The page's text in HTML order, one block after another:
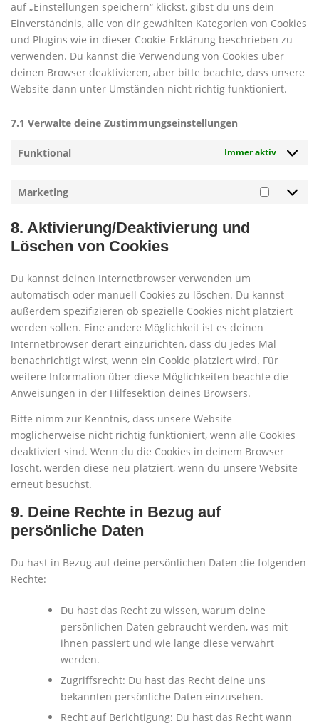
auf „Einstellungen speichern“ klickst, gibst du uns dein
Einverständnis, alle von dir gewählten Kategorien von Cookies
und Plugins wie in dieser Cookie-Erklärung beschrieben zu
verwenden. Du kannst die Verwendung von Cookies über
deinen Browser deaktivieren, aber bitte beachte, dass unsere
Website dann unter Umständen nicht richtig funktioniert.
7.1 Verwalte deine Zustimmungseinstellungen
Funktional Immer aktiv
Marketing
8. Aktivierung/Deaktivierung und
Löschen von Cookies
Du kannst deinen Internetbrowser verwenden um
automatisch oder manuell Cookies zu löschen. Du kannst
außerdem spezifizieren ob spezielle Cookies nicht platziert
werden sollen. Eine andere Möglichkeit ist es deinen
Internetbrowser derart einzurichten, dass du jedes Mal
benachrichtigt wirst, wenn ein Cookie platziert wird. Für
weitere Information über diese Möglichkeiten beachte die
Anweisungen in der Hilfesektion deines Browsers.
Bitte nimm zur Kenntnis, dass unsere Website
möglicherweise nicht richtig funktioniert, wenn alle Cookies
deaktiviert sind. Wenn du die Cookies in deinem Browser
löscht, werden diese neu platziert, wenn du unsere Website
erneut besuchst.
9. Deine Rechte in Bezug auf
persönliche Daten
Du hast in Bezug auf deine persönlichen Daten die folgenden
Rechte:
Du hast das Recht zu wissen, warum deine
persönlichen Daten gebraucht werden, was mit
ihnen passiert und wie lange diese verwahrt
werden.
Zugriffsrecht: Du hast das Recht deine uns
bekannten persönliche Daten einzusehen.
Recht auf Berichtigung: Du hast das Recht wann